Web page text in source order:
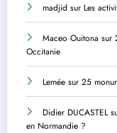
madjid sur Les
Maceo Ouitona sur
Occitanie
Lemée sur 25
Didier DUCASTEL
en Normandie ?